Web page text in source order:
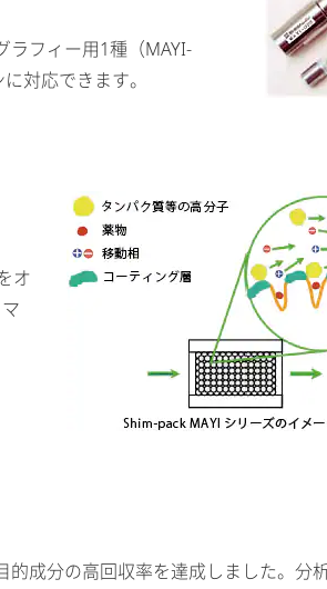
ラフィー用1種（MAYI-
対応できます。
オ
成分の高回収率を達成しました。分